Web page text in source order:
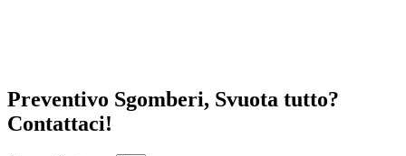
Preventivo Sgomberi, Svuota tutto?
Contattaci!